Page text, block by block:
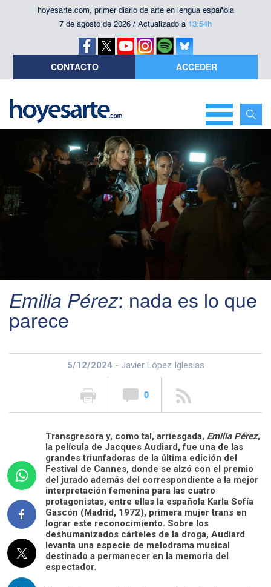
hoyesarte.com, primer diario de arte en lengua española
7 de agosto de 2026 / Actualizado a 13:54h
CONTACTO ACCEDER
Emilia Pérez: nada es lo que
parece
5/12/2024- Javier López Iglesias
0
Transgresora y, como tal, arriesgada, Emilia Pérez,
la película de Jacques Audiard, fue una de las
grandes triunfadoras de la última edición del
Festival de Cannes, donde se alzó con el premio
del jurado además del correspondiente a la mejor
interpretación femenina para las cuatro
protagonistas, entre ellas la española Karla Sofía
Gascón (Madrid, 1972), primera mujer trans en
lograr este reconocimiento. Sobre los
deshumanizados cárteles de la droga, Audiard
levanta una especie de melodrama musical
destinado a permanecer en la memoria del
espectador.